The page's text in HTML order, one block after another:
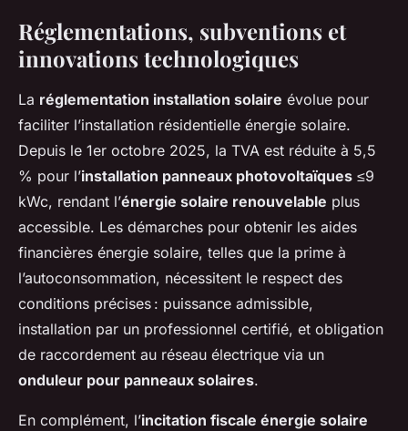
Réglementations, subventions et
innovations technologiques
La réglementation installation solaire évolue pour
faciliter l’installation résidentielle énergie solaire.
Depuis le 1er octobre 2025, la TVA est réduite à 5,5
% pour l’installation panneaux photovoltaïques ≤9
kWc, rendant l’énergie solaire renouvelable plus
accessible. Les démarches pour obtenir les aides
financières énergie solaire, telles que la prime à
l’autoconsommation, nécessitent le respect des
conditions précises : puissance admissible,
installation par un professionnel certifié, et obligation
de raccordement au réseau électrique via un
onduleur pour panneaux solaires.
En complément, l’incitation fiscale énergie solaire